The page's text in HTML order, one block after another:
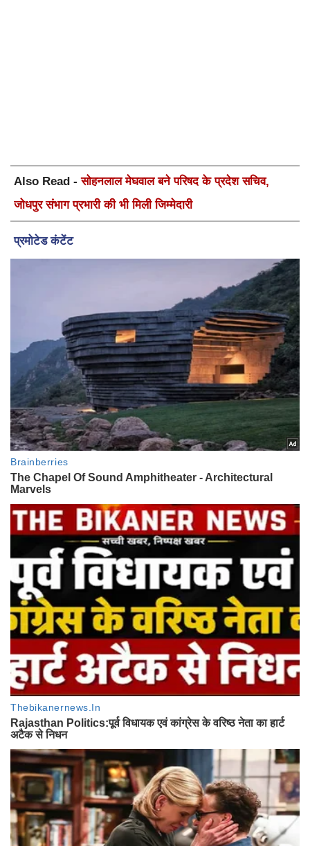
Also Read -सोहनलाल मेघवाल बने परिषद के प्रदेश सचिव,
जोधपुर संभाग प्रभारी की भी मिली जिम्मेदारी